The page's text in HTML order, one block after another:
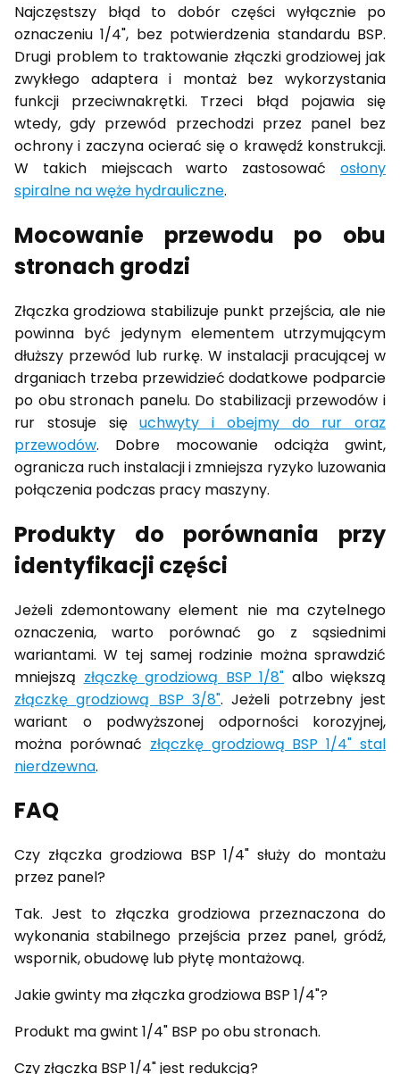
Najczęstszy błąd to dobór części wyłącznie po
oznaczeniu 1/4", bez potwierdzenia standardu BSP.
Drugi problem to traktowanie złączki grodziowej jak
zwykłego adaptera i montaż bez wykorzystania
funkcji przeciwnakrętki. Trzeci błąd pojawia się
wtedy, gdy przewód przechodzi przez panel bez
ochrony i zaczyna ocierać się o krawędź konstrukcji.
W takich miejscach warto zastosować osłony
spiralne na węże hydrauliczne.
Mocowanie przewodu po obu
stronach grodzi
Złączka grodziowa stabilizuje punkt przejścia, ale nie
powinna być jedynym elementem utrzymującym
dłuższy przewód lub rurkę. W instalacji pracującej w
drganiach trzeba przewidzieć dodatkowe podparcie
po obu stronach panelu. Do stabilizacji przewodów i
rur stosuje sięuchwyty i obejmy do rur oraz
przewodów. Dobre mocowanie odciąża gwint,
ogranicza ruch instalacji i zmniejsza ryzyko luzowania
połączenia podczas pracy maszyny.
Produkty do porównania przy
identyfikacji części
Jeżeli zdemontowany element nie ma czytelnego
oznaczenia, warto porównać go z sąsiednimi
wariantami. W tej samej rodzinie można sprawdzić
mniejszą złączkę grodziową BSP 1/8" albo większą
złączkę grodziową BSP 3/8". Jeżeli potrzebny jest
wariant o podwyższonej odporności korozyjnej,
można porównać złączkę grodziową BSP 1/4" stal
nierdzewna.
FAQ
Czy złączka grodziowa BSP 1/4" służy do montażu
przez panel?
Tak. Jest to złączka grodziowa przeznaczona do
wykonania stabilnego przejścia przez panel, gródź,
wspornik, obudowę lub płytę montażową.
Jakie gwinty ma złączka grodziowa BSP 1/4"?
Produkt ma gwint 1/4" BSP po obu stronach.
Czy złączka BSP 1/4" jest redukcją?